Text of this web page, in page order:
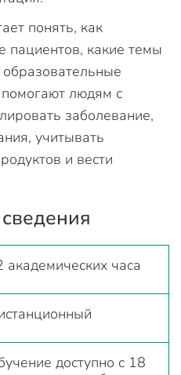
понять, как
пациентов, какие темы
людям с
заболевание,
учитывать
и вести
академических часа
доступно с 18